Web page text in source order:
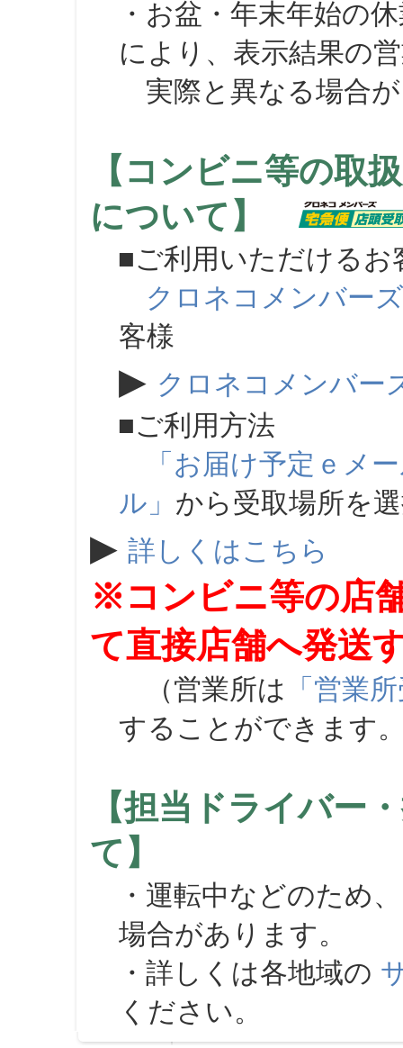
・お盆・年末年始の
により、表示結果の
実際と異なる場合が
【コンビニ等の取
について】
■ご利用いただけるお
クロネコメンバーズ
客様
▶ クロネコメンバー
■ご利用方法
「お届け予定ｅメ
ル」 から受取場所を
▶ 詳しくはこちら
※コンビニ等の店
て直接店舗へ発送
（営業所は 「営業
することができます
【担当ドライバー
て】
・運転中などのため
場合があります。
・詳しくは各地域の
ください。